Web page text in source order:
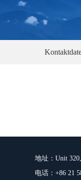
地址：Unit 320,
电话：+86 21